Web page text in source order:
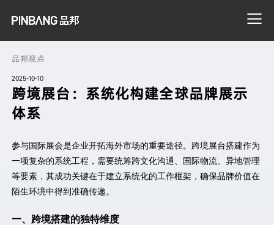
搜索
品邦观点
2025-10-10
跨境展台：系统化构建全球品牌展示
体系
参与国际展会是企业开拓海外市场的重要途径。跨境展台搭建作为
一项复杂的系统工程，需要统筹跨文化沟通、国际物流、异地管理
等要素，其成功关键在于建立系统化的工作框架，确保品牌价值在
陌生环境中得到准确传递。
一、 跨境搭建的独特维度